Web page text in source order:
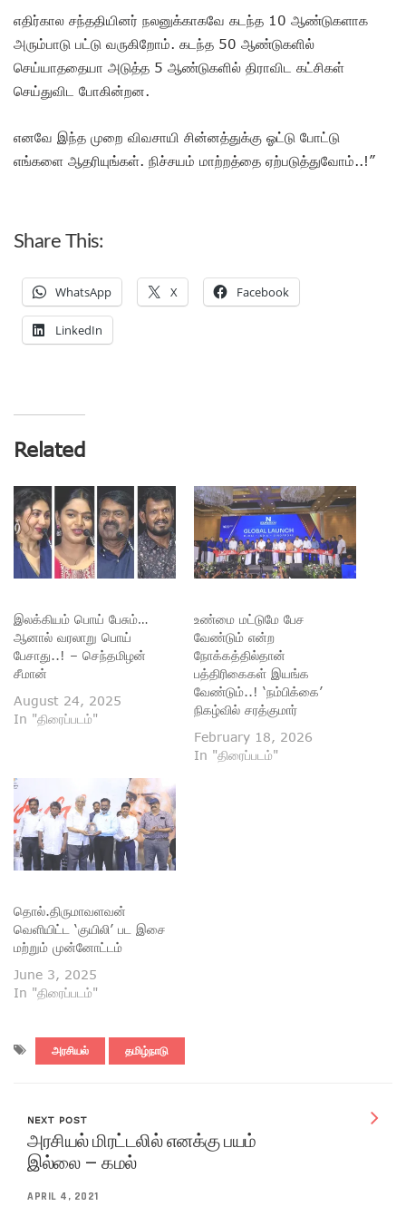
எதிர்கால சந்ததியினர் நலனுக்காகவே கடந்த 10 ஆண்டுகளாக
அரும்பாடு பட்டு வருகிறோம். கடந்த 50 ஆண்டுகளில்
செய்யாததையா அடுத்த 5 ஆண்டுகளில் திராவிட கட்சிகள்
செய்துவிட போகின்றன.
எனவே இந்த முறை விவசாயி சின்னத்துக்கு ஓட்டு போட்டு
எங்களை ஆதரியுங்கள். நிச்சயம் மாற்றத்தை ஏற்படுத்துவோம்..!”
Share This:
WhatsApp X Facebook
LinkedIn
Related
இலக்கியம் பொய் பேசும்…
ஆனால் வரலாறு பொய்
பேசாது..! – செந்தமிழன்
சீமான்
August 24, 2025
In "திரைப்படம்"
உண்மை மட்டுமே பேச
வேண்டும் என்ற
நோக்கத்தில்தான்
பத்திரிகைகள் இயங்க
வேண்டும்..! ‘நம்பிக்கை’
நிகழ்வில் சரத்குமார்
February 18, 2026
In "திரைப்படம்"
தொல்.திருமாவளவன்
வெளியிட்ட ‘குயிலி’ பட இசை
மற்றும் முன்னோட்டம்
June 3, 2025
In "திரைப்படம்"
அரசியல் தமிழ்நாடு
NEXT POST
அரசியல் மிரட்டலில் எனக்கு பயம்
இல்லை – கமல்
APRIL 4, 2021